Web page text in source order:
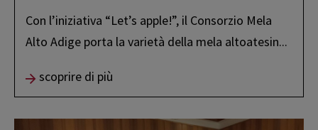
Con l’iniziativa “Let’s apple!”, il Consorzio Mela
Alto Adige porta la varietà della mela altoatesin...
scoprire di più